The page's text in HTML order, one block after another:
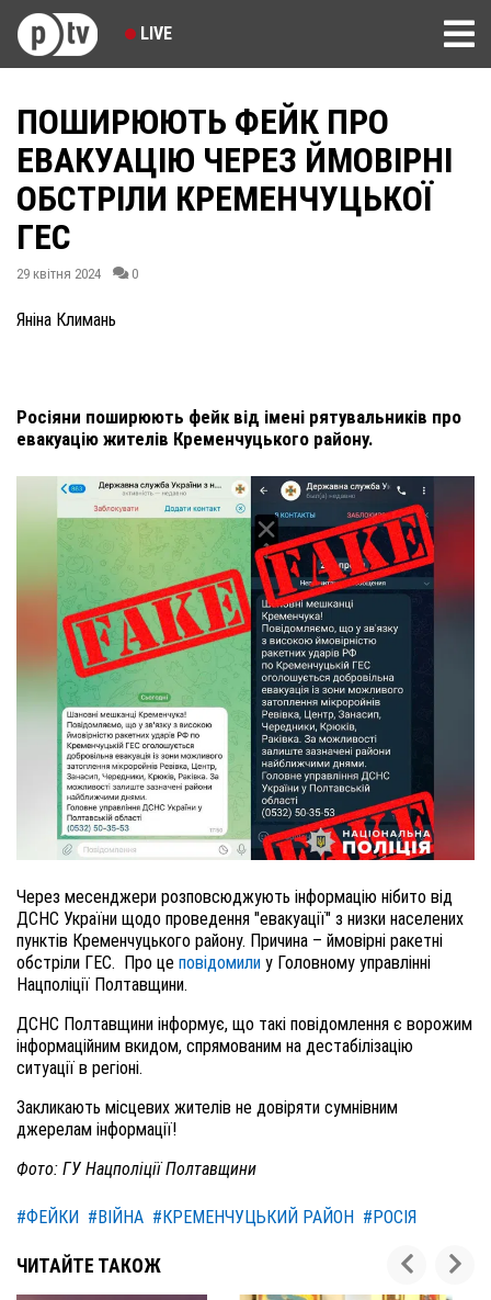
LIVE
ПОШИРЮЮТЬ ФЕЙК ПРО
ЕВАКУАЦІЮ ЧЕРЕЗ ЙМОВІРНІ
ОБСТРІЛИ КРЕМЕНЧУЦЬКОЇ
ГЕС
29 квітня 2024 0
Яніна Климань
Росіяни поширюють фейк від імені рятувальників про
евакуацію жителів Кременчуцького району.
Через месенджери розповсюджують інформацію нібито від
ДСНС України щодо проведення "евакуації" з низки населених
пунктів Кременчуцького району. Причина – ймовірні ракетні
обстріли ГЕС. Про це повідомили у Головному управлінні
Нацполіції Полтавщини.
ДСНС Полтавщини інформує, що такі повідомлення є ворожим
інформаційним вкидом, спрямованим на дестабілізацію
ситуації в регіоні.
Закликають місцевих жителів не довіряти сумнівним
джерелам інформації!
Фото: ГУ Нацполіції Полтавщини
#ФЕЙКИ #ВІЙНА #КРЕМЕНЧУЦЬКИЙ РАЙОН #РОСІЯ
ЧИТАЙТЕ ТАКОЖ